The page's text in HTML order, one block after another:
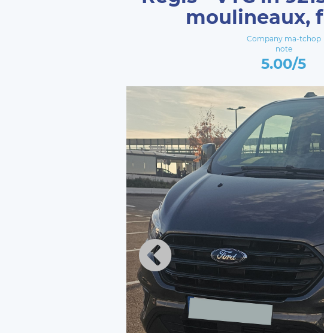
moulineaux,
Company ma-tchop
note
5.00/5